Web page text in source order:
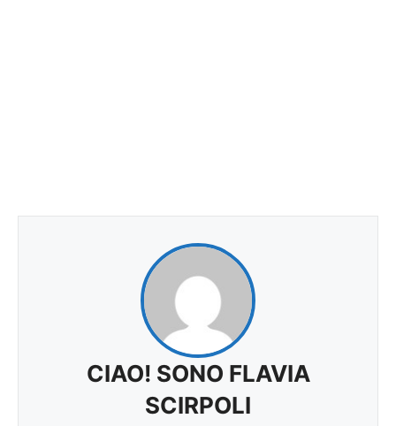
CIAO! SONO FLAVIA
SCIRPOLI